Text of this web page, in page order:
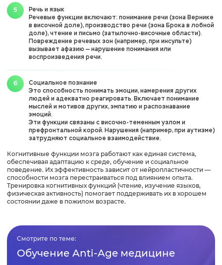
Речь и язык
Речевые функции включают: понимание речи (зона Вернике
в височной доле), производство речи (зона Брока в лобной
доле), чтение и письмо (затылочно-височные области).
Повреждение речевых зон (например, при инсульте)
вызывает афазию — нарушение понимания или
воспроизведения речи.
Социальное познание
Это способность понимать эмоции, намерения других
людей и адекватно реагировать. Включает понимание
мыслей и мотивов других, эмпатию и распознавание
эмоций.
Эти функции связаны с височно-теменным узлом и
префронтальной корой. Нарушения (например, при аутизме)
затрудняют социальное взаимодействие.
Когнитивные функции мозга работают как единая система,
обеспечивая адаптацию к среде, обучение и социальное
поведение. Их эффективность зависит от нейропластичности —
способности мозга перестраиваться под влиянием опыта.
Тренировка когнитивных функций (чтение, изучение языков,
физическая активность) помогает поддерживать их в хорошем
состоянии даже в пожилом возрасте.
Смотрите по теме:
Обучение Anti-Age медицине